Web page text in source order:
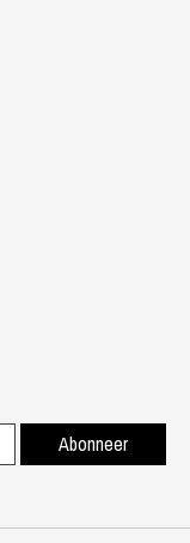
Abonneer